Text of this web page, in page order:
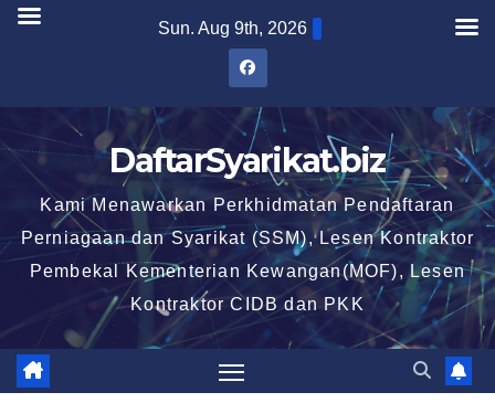
Skip
Sun. Aug 9th, 2026
DaftarSyarikat.biz
Kami Menawarkan Perkhidmatan Pendaftaran
Perniagaan dan Syarikat (SSM), Lesen Kontraktor
Pembekal Kementerian Kewangan(MOF), Lesen
Kontraktor CIDB dan PKK